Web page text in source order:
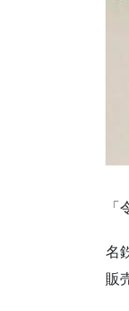
「
名
販